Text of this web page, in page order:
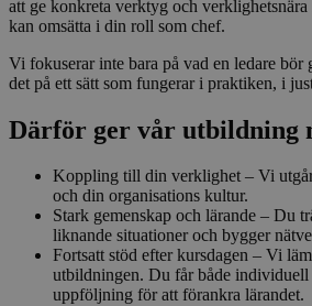
att ge konkreta verktyg och
kan omsätta i din roll som chef.
Vi fokuserar inte bara på vad en ledare bör
det på ett sätt som fungerar i praktiken, i
Därför ger vår utbildning
Koppling till din verklighet – Vi
och din organisations kultur.
Stark gemenskap och lärande – Du
liknande situationer och bygger
Fortsatt stöd efter kursdagen – Vi
utbildningen. Du får både individuell
uppföljning för att förankra lärandet.